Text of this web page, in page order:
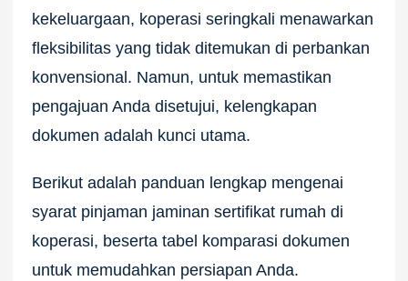
kekeluargaan, koperasi seringkali menawarkan
fleksibilitas yang tidak ditemukan di perbankan
konvensional. Namun, untuk memastikan
pengajuan Anda disetujui, kelengkapan
dokumen adalah kunci utama.
Berikut adalah panduan lengkap mengenai
syarat pinjaman jaminan sertifikat rumah di
koperasi, beserta tabel komparasi dokumen
untuk memudahkan persiapan Anda.